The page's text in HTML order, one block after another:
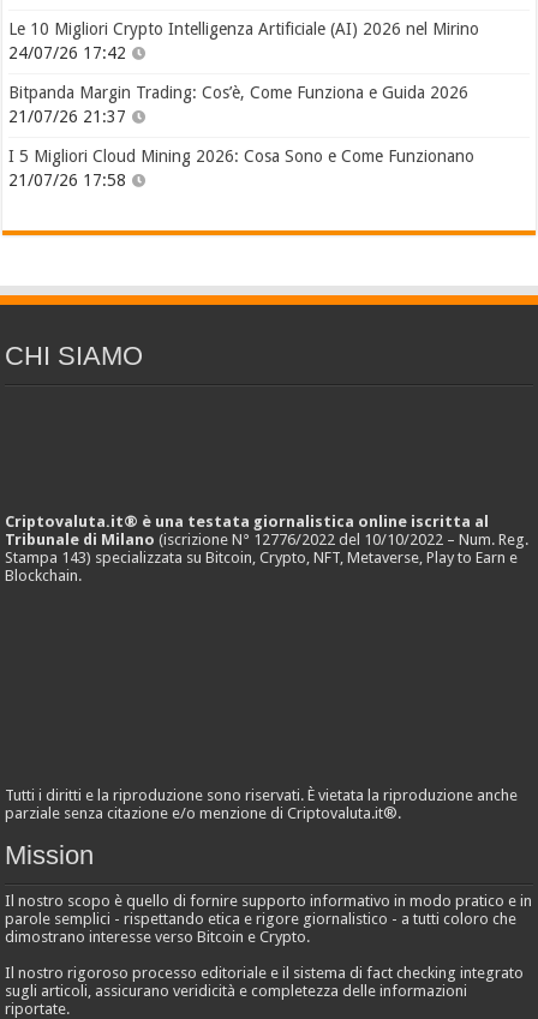
Le 10 Migliori Crypto Intelligenza Artificiale (AI) 2026 nel Mirino
24/07/26 17:42
Bitpanda Margin Trading: Cos’è, Come Funziona e Guida 2026
21/07/26 21:37
I 5 Migliori Cloud Mining 2026: Cosa Sono e Come Funzionano
21/07/26 17:58
CHI SIAMO
Criptovaluta.it® è una testata giornalistica online iscritta al
Tribunale di Milano (iscrizione N° 12776/2022 del 10/10/2022 – Num. Reg.
Stampa 143) specializzata su Bitcoin, Crypto, NFT, Metaverse, Play to Earn e
Blockchain.
Tutti i diritti e la riproduzione sono riservati. È vietata la riproduzione anche
parziale senza citazione e/o menzione di Criptovaluta.it®.
Mission
Il nostro scopo è quello di fornire supporto informativo in modo pratico e in
parole semplici - rispettando etica e rigore giornalistico - a tutti coloro che
dimostrano interesse verso Bitcoin e Crypto.
Il nostro rigoroso processo editoriale e il sistema di fact checking integrato
sugli articoli, assicurano veridicità e completezza delle informazioni
riportate.